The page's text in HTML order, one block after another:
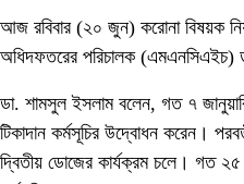
আজ রবিবার (২০ জুন) করোনা বিষয়ক
অধিদফতরের পরিচালক
ডা. শামসুল ইসলাম বলেন, গত ৭ জানুয়ারি
টিকাদান কর্মসূচির উদ্বোধন করেন।
দ্বিতীয় ডোজের কার্যক্রম চলে। গত ২৫